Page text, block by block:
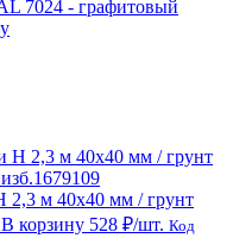
7024 - графитовый
2,3 м 40х40 мм / грунт
В корзину 528 ₽/шт. Код